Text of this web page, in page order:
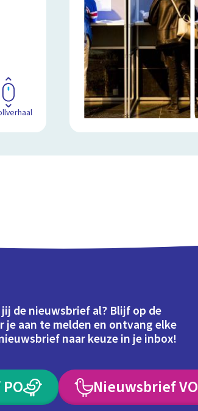
de nieuwsbrief al? Blijf op de
je aan te melden en ontvang elke
naar keuze in je inbox!
Nieuwsbrief VO